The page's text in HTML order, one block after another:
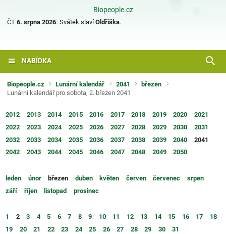
Biopeople.cz
ČT 6. srpna 2026. Svátek slavíOldřiška.
NABÍDKA
Biopeople.cz Lunární kalendář 2041
březen
Lunární kalendář pro sobota, 2. březen 2041
2012 2013 2014 2015 2016 2017 2018 2019 2020
2021
2022
2023 2024 2025 2026 2027 2028 2029 2030
2031
2032
2033 2034 2035 2036 2037 2038 2039 2040
2041
2042
2043 2044 2045 2046 2047 2048 2049 2050
leden únor březen duben květen červen červenec
srpen
září
říjen listopad prosinec
1 2 3 4 5 6 7 8 9 10 11 12 13 14 15 16 17
18
19
20 21 22 23 24 25 26 27 28 29 30 31